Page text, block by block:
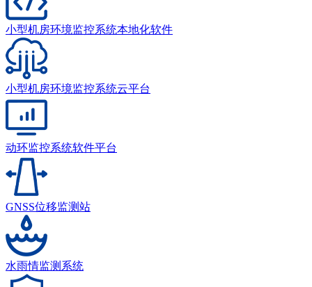
小型机房环境监控系统本地化软件
小型机房环境监控系统云平台
动环监控系统软件平台
GNSS位移监测站
水雨情监测系统